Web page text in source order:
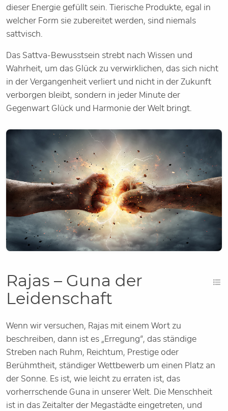
dieser Energie gefüllt sein. Tierische Produkte, egal in
welcher Form sie zubereitet werden, sind niemals
sattvisch.
Das Sattva-Bewusstsein strebt nach Wissen und
Wahrheit, um das Glück zu verwirklichen, das sich nicht
in der Vergangenheit verliert und nicht in der Zukunft
verborgen bleibt, sondern in jeder Minute der
Gegenwart Glück und Harmonie der Welt bringt.
Rajas – Guna der
Leidenschaft
Wenn wir versuchen, Rajas mit einem Wort zu
beschreiben, dann ist es „Erregung“, das ständige
Streben nach Ruhm, Reichtum, Prestige oder
Berühmtheit, ständiger Wettbewerb um einen Platz an
der Sonne. Es ist, wie leicht zu erraten ist, das
vorherrschende Guna in unserer Welt. Die Menschheit
ist in das Zeitalter der Megastädte eingetreten, und